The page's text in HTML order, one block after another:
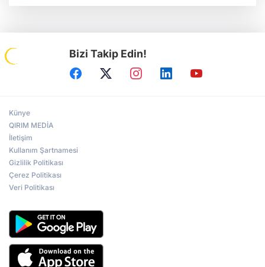
Bizi Takip Edin!
Künye
QIRIM MEDİA
İletişim
Kullanım Şartnamesi
Gizlilik Politikası
Çerez Politikası
Veri Politikası